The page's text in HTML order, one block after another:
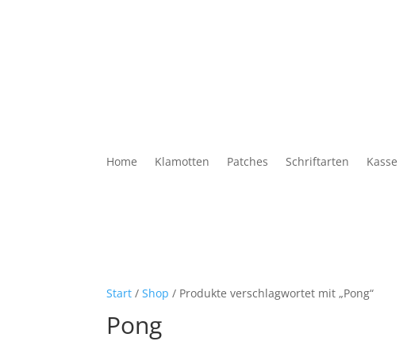
Home Klamotten Patches Schriftarten Kasse
Start /Shop / Produkte verschlagwortet mit „Pong“
Pong